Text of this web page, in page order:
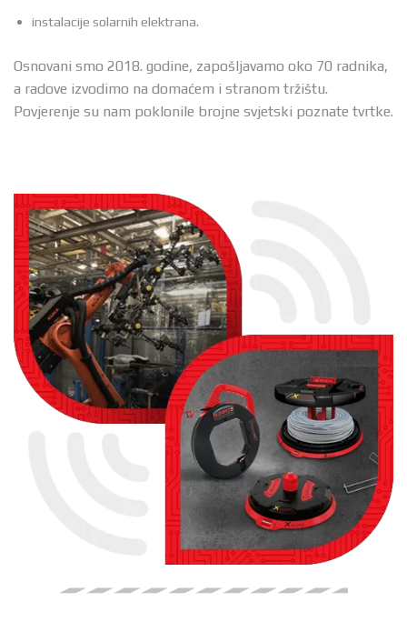
instalacije solarnih elektrana.
Osnovani smo 2018. godine, zapošljavamo oko 70 radnika,
a radove izvodimo na domaćem i stranom tržištu.
Povjerenje su nam poklonile brojne svjetski poznate tvrtke.